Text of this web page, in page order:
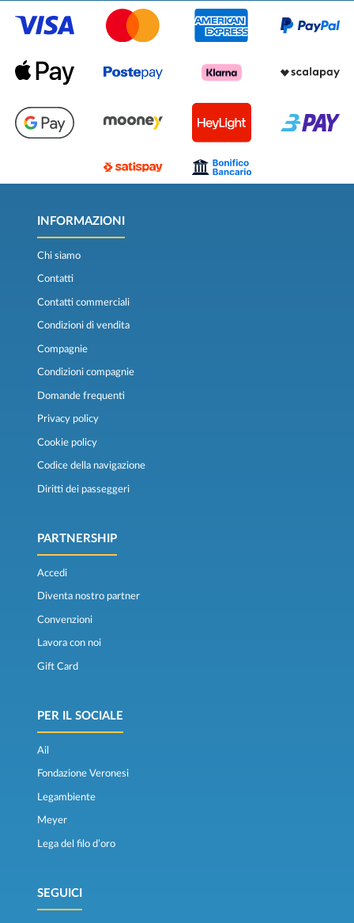
INFORMAZIONI
Chi siamo
Contatti
Contatti commerciali
Condizioni di vendita
Compagnie
Condizioni compagnie
Domande frequenti
Privacy policy
Cookie policy
Codice della navigazione
Diritti dei passeggeri
PARTNERSHIP
Accedi
Diventa nostro partner
Convenzioni
Lavora con noi
Gift Card
PER IL SOCIALE
Ail
Fondazione Veronesi
Legambiente
Meyer
Lega del filo d’oro
SEGUICI